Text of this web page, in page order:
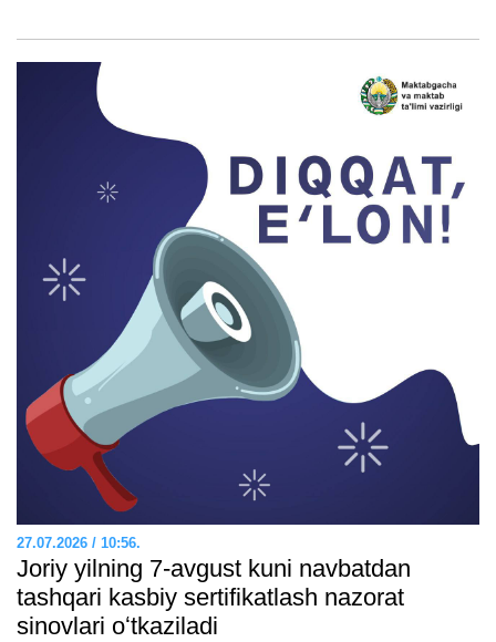
27.07.2026 / 10:56.
Joriy yilning 7-avgust kuni navbatdan
tashqari kasbiy sertifikatlash nazorat
sinovlari oʻtkaziladi